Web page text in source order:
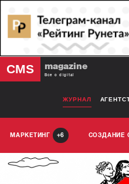
CMS magazine
Все о digital
ЖУРНАЛ
МАРКЕТИНГ 6 СОЗДАНИЕ